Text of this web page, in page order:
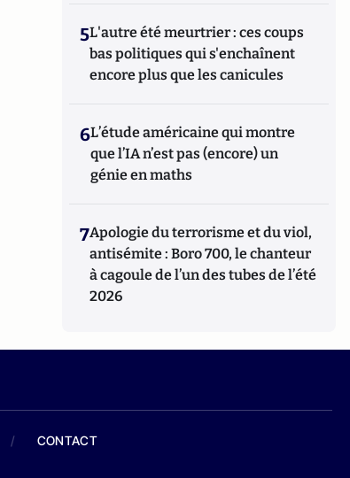
5L'autre été meurtrier : ces coups
bas politiques qui s'enchaînent
encore plus que les canicules
6L’étude américaine qui montre
que l’IA n’est pas (encore) un
génie en maths
7Apologie du terrorisme et du viol,
antisémite : Boro 700, le chanteur
à cagoule de l’un des tubes de l’été
2026
/ CONTACT